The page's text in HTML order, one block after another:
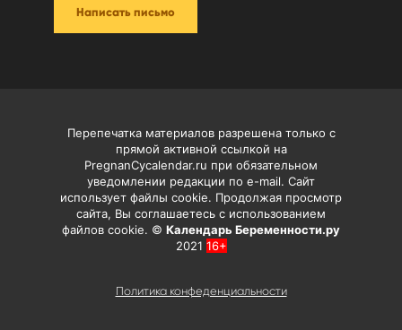
Написать письмо
Перепечатка материалов разрешена только с
прямой активной ссылкой на
PregnanCycalendar.ru при обязательном
уведомлении редакции по e-mail. Сайт
использует файлы cookie. Продолжая просмотр
сайта, Вы соглашаетесь с использованием
файлов cookie. © Календарь Беременности.ру
2021 16+
Политика конфеденциальности